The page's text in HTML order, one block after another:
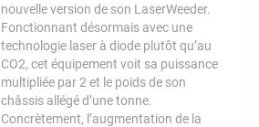
nouvelle version de son LaserWeeder.
Fonctionnant désormais avec une
technologie laser à diode plutôt qu’au
CO2, cet équipement voit sa puissance
multipliée par 2 et le poids de son
châssis allégé d’une tonne.
Concrètement, l’augmentation de la